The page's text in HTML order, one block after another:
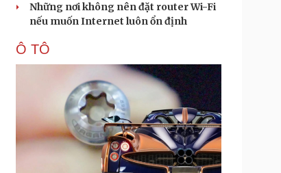
Những nơi không nên đặt router Wi-Fi
nếu muốn Internet luôn ổn định
Ô TÔ